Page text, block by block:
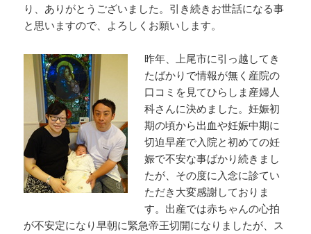
り、ありがとうございました。引き続きお世話になる事
と思いますので、よろしくお願いします。
昨年、上尾市に引っ越してき
たばかりで情報が無く産院の
口コミを見てひらしま産婦人
科さんに決めました。妊娠初
期の頃から出血や妊娠中期に
切迫早産で入院と初めての妊
娠で不安な事ばかり続きまし
たが、その度に入念に診てい
ただき大変感謝しておりま
す。出産では赤ちゃんの心拍
が不安定になり早朝に緊急帝王切開になりましたが、ス